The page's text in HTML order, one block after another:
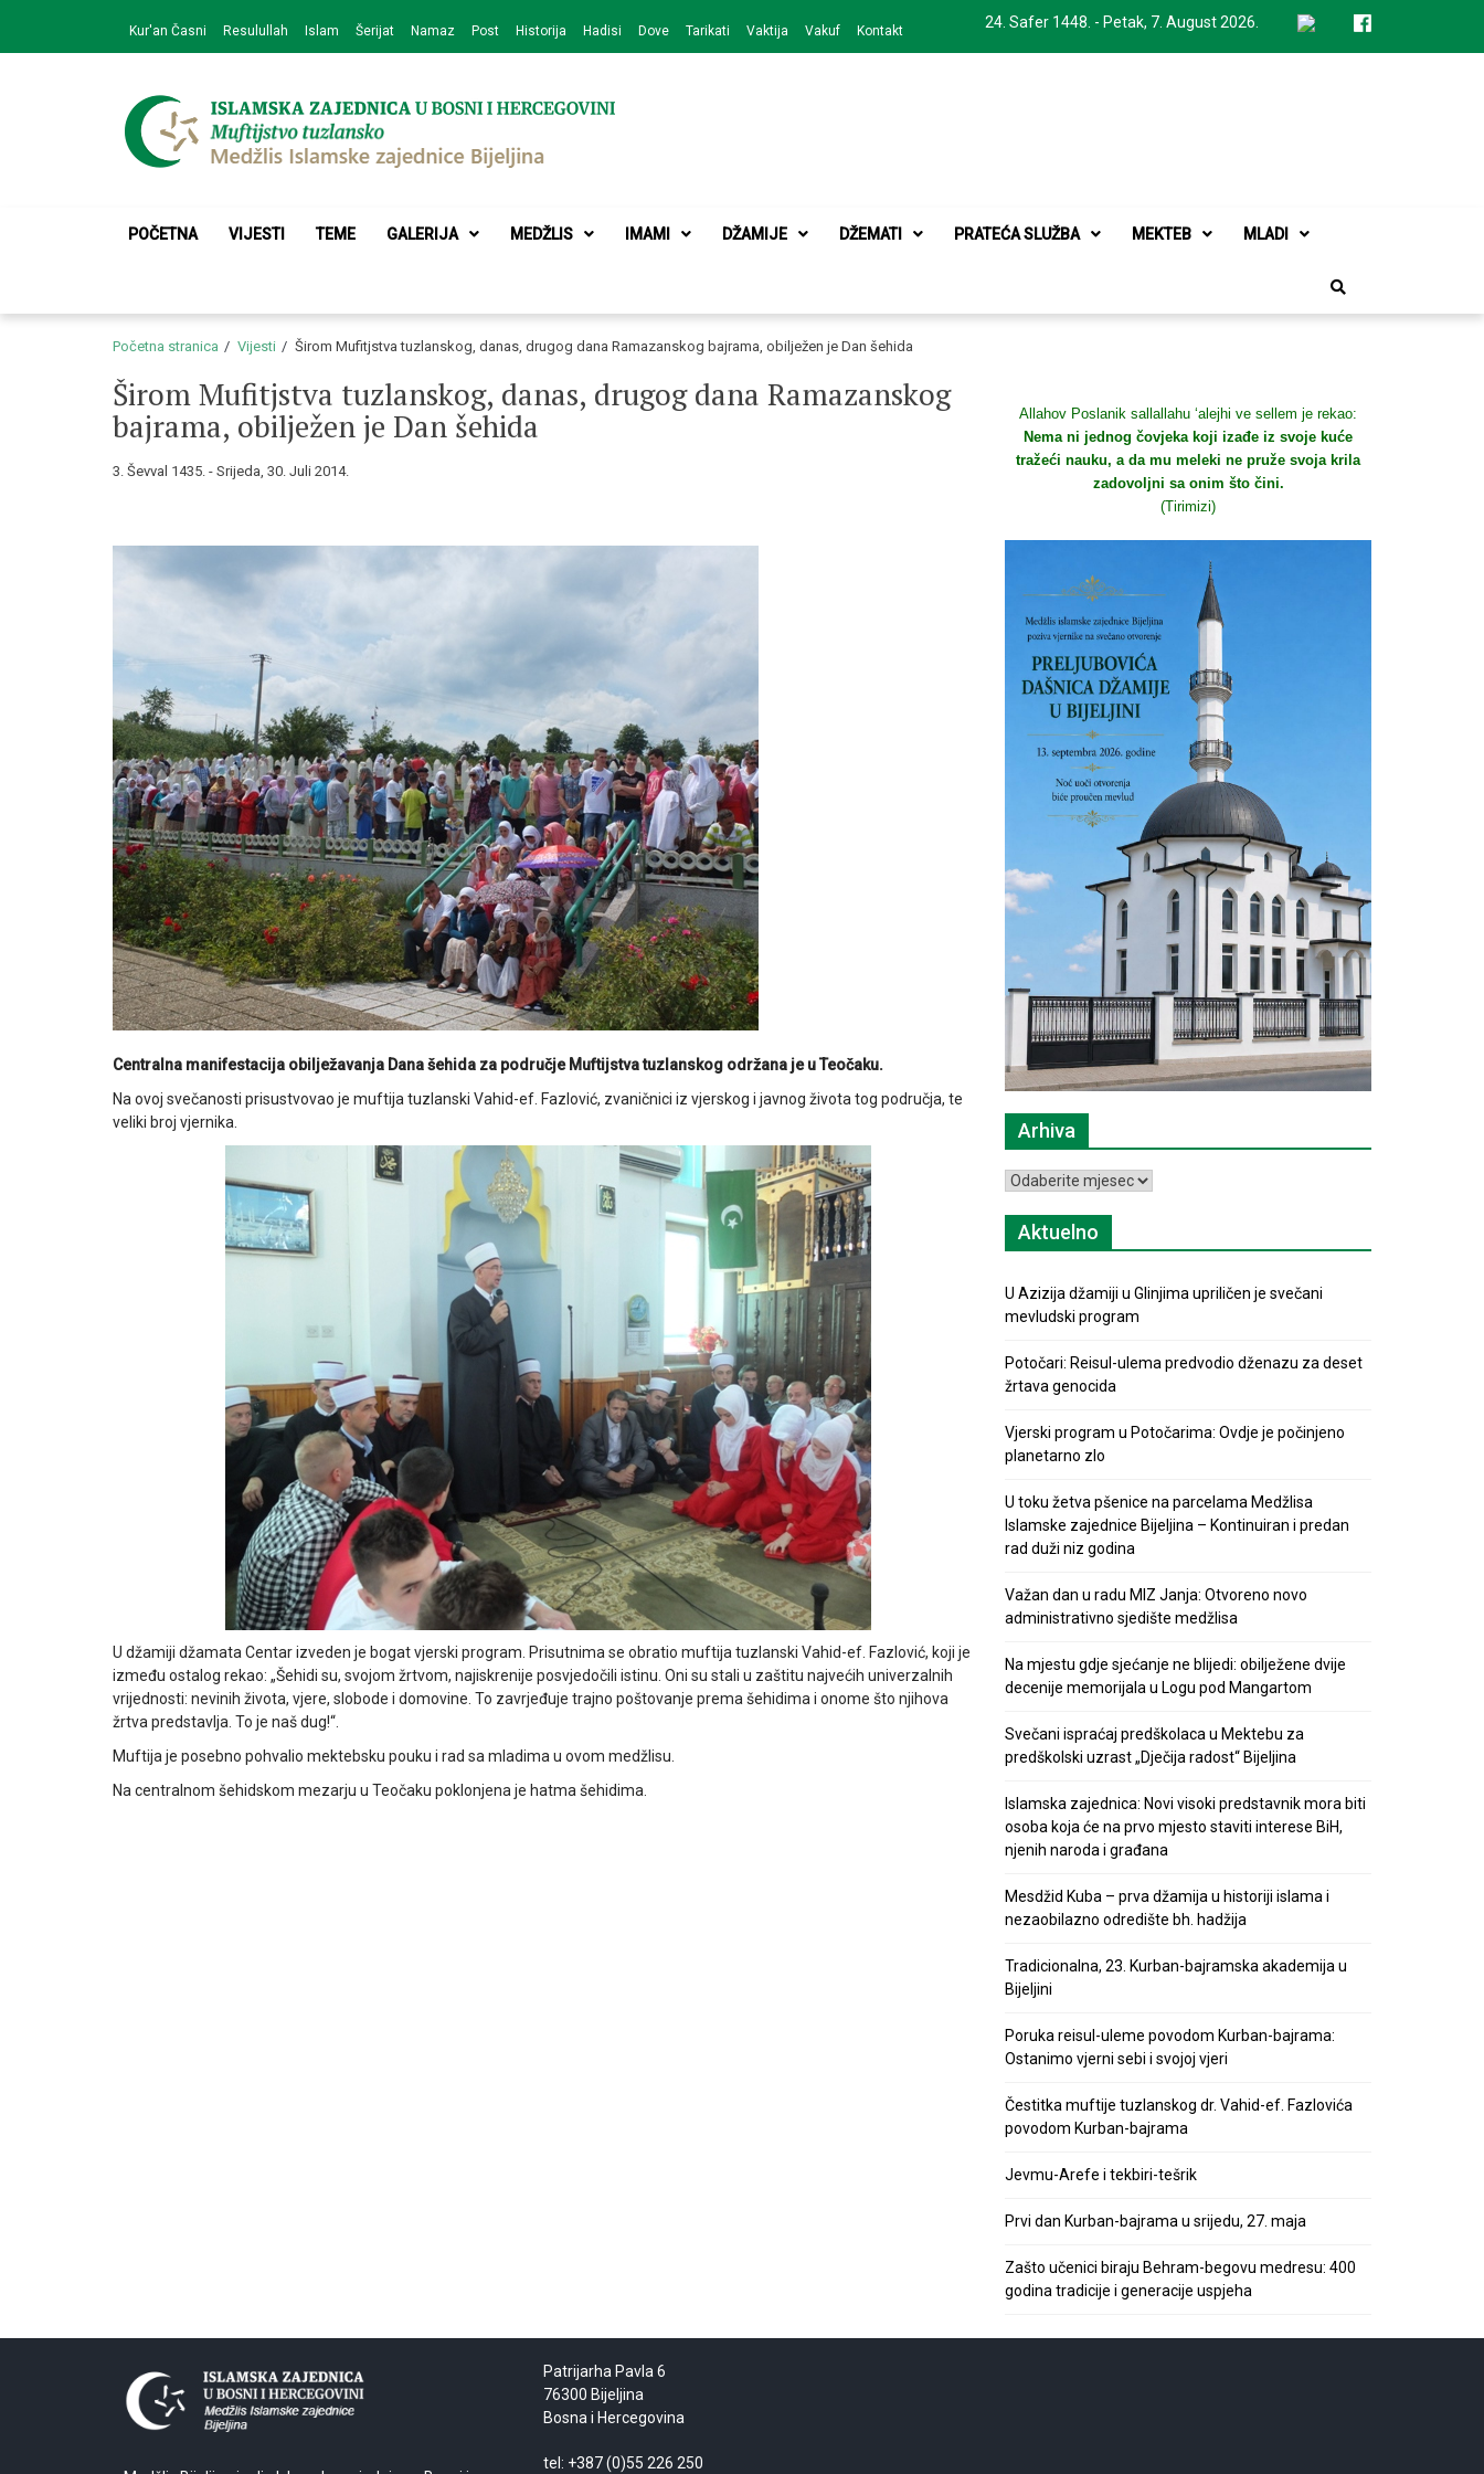
navigation
content
24. Safer 1448. - Petak, 7. August 2026.
Kur'an Časni Resulullah Islam Šerijat Namaz Post Historija Hadisi Dove Tarikati Vaktija Vakuf Kontakt
Medžlis Islamske zajednice Bijeljina
POČETNA VIJESTI TEME GALERIJA MEDŽLIS IMAMI DŽAMIJE DŽEMATI PRATEĆA SLUŽBA MEKTEB MLADI
Početna stranica Vijesti Širom Mufitjstva tuzlanskog, danas, drugog dana Ramazanskog bajrama, obilježen je Dan šehida
Širom Mufitjstva tuzlanskog, danas, drugog dana Ramazanskog
bajrama, obilježen je Dan šehida
3. Ševval 1435. - Srijeda, 30. Juli 2014.
Centralna manifestacija obilježavanja Dana šehida za područje Muftijstva tuzlanskog održana je u Teočaku.
Na ovoj svečanosti prisustvovao je muftija tuzlanski Vahid-ef. Fazlović, zvaničnici iz vjerskog i javnog života tog područja, te
veliki broj vjernika.
U džamiji džamata Centar izveden je bogat vjerski program. Prisutnima se obratio muftija tuzlanski Vahid-ef. Fazlović, koji je
između ostalog rekao: „Šehidi su, svojom žrtvom, najiskrenije posvjedočili istinu. Oni su stali u zaštitu najvećih univerzalnih
vrijednosti: nevinih života, vjere, slobode i domovine. To zavrjeđuje trajno poštovanje prema šehidima i onome što njihova
žrtva predstavlja. To je naš dug!“.
Muftija je posebno pohvalio mektebsku pouku i rad sa mladima u ovom medžlisu.
Na centralnom šehidskom mezarju u Teočaku poklonjena je hatma šehidima.
Allahov Poslanik sallallahu ‘alejhi ve sellem je rekao:
Nema ni jednog čovjeka koji izađe iz svoje kuće
tražeći nauku, a da mu meleki ne pruže svoja krila
zadovoljni sa onim što čini.
(Tirimizi)
Arhiva
Arhiva
Aktuelno
U Azizija džamiji u Glinjima upriličen je svečani
mevludski program
Potočari: Reisul-ulema predvodio dženazu za deset
žrtava genocida
Vjerski program u Potočarima: Ovdje je počinjeno
planetarno zlo
U toku žetva pšenice na parcelama Medžlisa
Islamske zajednice Bijeljina – Kontinuiran i predan
rad duži niz godina
Važan dan u radu MIZ Janja: Otvoreno novo
administrativno sjedište medžlisa
Na mjestu gdje sjećanje ne blijedi: obilježene dvije
decenije memorijala u Logu pod Mangartom
Svečani ispraćaj predškolaca u Mektebu za
predškolski uzrast „Dječija radost“ Bijeljina
Islamska zajednica: Novi visoki predstavnik mora biti
osoba koja će na prvo mjesto staviti interese BiH,
njenih naroda i građana
Mesdžid Kuba – prva džamija u historiji islama i
nezaobilazno odredište bh. hadžija
Tradicionalna, 23. Kurban-bajramska akademija u
Bijeljini
Poruka reisul-uleme povodom Kurban-bajrama:
Ostanimo vjerni sebi i svojoj vjeri
Čestitka muftije tuzlanskog dr. Vahid-ef. Fazlovića
povodom Kurban-bajrama
Jevmu-Arefe i tekbiri-tešrik
Prvi dan Kurban-bajrama u srijedu, 27. maja
Zašto učenici biraju Behram-begovu medresu: 400
godina tradicije i generacije uspjeha
Patrijarha Pavla 6
76300 Bijeljina
Bosna i Hercegovina
tel: +387 (0)55 226 250